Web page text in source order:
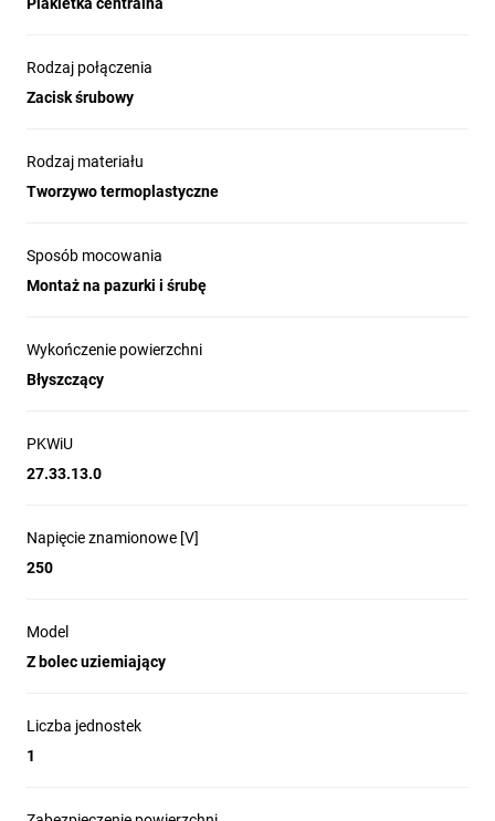
Rodzaj połączenia
Zacisk śrubowy
Rodzaj materiału
Tworzywo termoplastyczne
Sposób mocowania
Montaż na pazurki i śrubę
Wykończenie powierzchni
Błyszczący
PKWiU
27.33.13.0
Napięcie znamionowe [V]
250
Model
Z bolec uziemiający
Liczba jednostek
1